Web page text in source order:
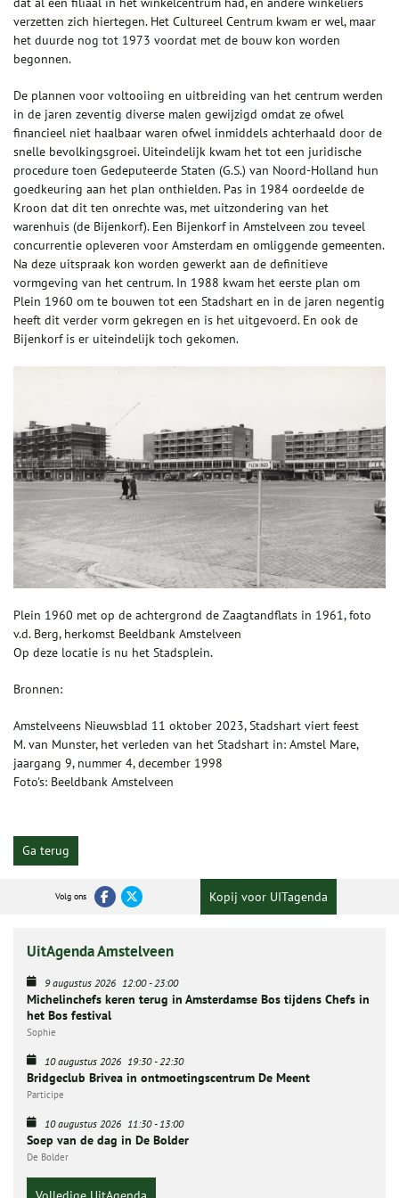
verzetten zich hiertegen. Het Cultureel Centrum kwam er wel, maar
het duurde nog tot 1973 voordat met de bouw kon worden
begonnen.
De plannen voor voltooiing en uitbreiding van het centrum werden
in de jaren zeventig diverse malen gewijzigd omdat ze ofwel
financieel niet haalbaar waren ofwel inmiddels achterhaald door de
snelle bevolkingsgroei. Uiteindelijk kwam het tot een juridische
procedure toen Gedeputeerde Staten (G.S.) van Noord-Holland hun
goedkeuring aan het plan onthielden. Pas in 1984 oordeelde de
Kroon dat dit ten onrechte was, met uitzondering van het
warenhuis (de Bijenkorf). Een Bijenkorf in Amstelveen zou teveel
concurrentie opleveren voor Amsterdam en omliggende gemeenten.
Na deze uitspraak kon worden gewerkt aan de definitieve
vormgeving van het centrum. In 1988 kwam het eerste plan om
Plein 1960 om te bouwen tot een Stadshart en in de jaren negentig
heeft dit verder vorm gekregen en is het uitgevoerd. En ook de
Bijenkorf is er uiteindelijk toch gekomen.
Plein 1960 met op de achtergrond de Zaagtandflats in 1961, foto
v.d. Berg, herkomst Beeldbank Amstelveen
Op deze locatie is nu het Stadsplein.
Bronnen:
Amstelveens Nieuwsblad 11 oktober 2023, Stadshart viert feest
M. van Munster, het verleden van het Stadshart in: Amstel Mare,
jaargang 9, nummer 4, december 1998
Foto's: Beeldbank Amstelveen
Ga terug
Volg ons Kopij voor UITagenda
UitAgenda Amstelveen
9 augustus 2026 12:00-23:00
Michelinchefs keren terug in Amsterdamse Bos tijdens Chefs in
het Bos festival
Sophie
10 augustus 2026 19:30-22:30
Bridgeclub Brivea in ontmoetingscentrum De Meent
Participe
10 augustus 2026 11:30-13:00
Soep van de dag in De Bolder
De Bolder